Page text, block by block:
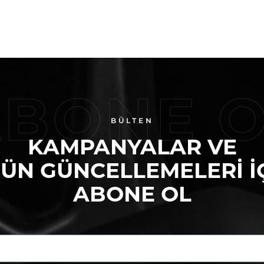
BÜLTEN
KAMPANYALAR VE
GÜNCELLEMELERI
ABONE OL